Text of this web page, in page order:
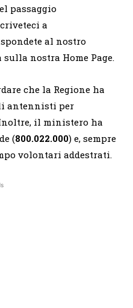
passaggio
a
al nostro
nostra Home Page.
che la Regione ha
antennisti per
il ministero ha
(800.022.000) e, sempre
volontari addestrati.